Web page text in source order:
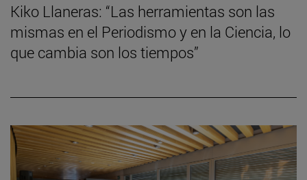
Kiko Llaneras: “Las herramientas son las
mismas en el Periodismo y en la Ciencia, lo
que cambia son los tiempos”